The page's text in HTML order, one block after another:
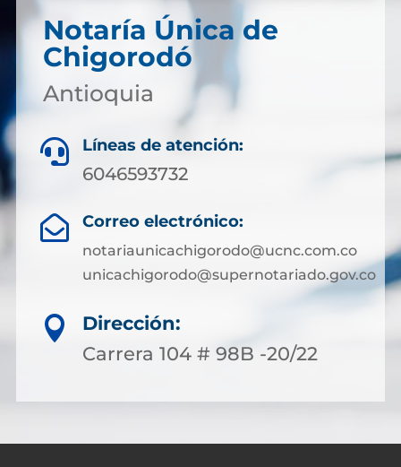
Notaría Única de
Chigorodó
Antioquia
 Líneas de atención:
6046593732
 Correo electrónico:
notariaunicachigorodo@ucnc.com.co
unicachigorodo@supernotariado.gov.co

Dirección:
Carrera 104 # 98B -20/22